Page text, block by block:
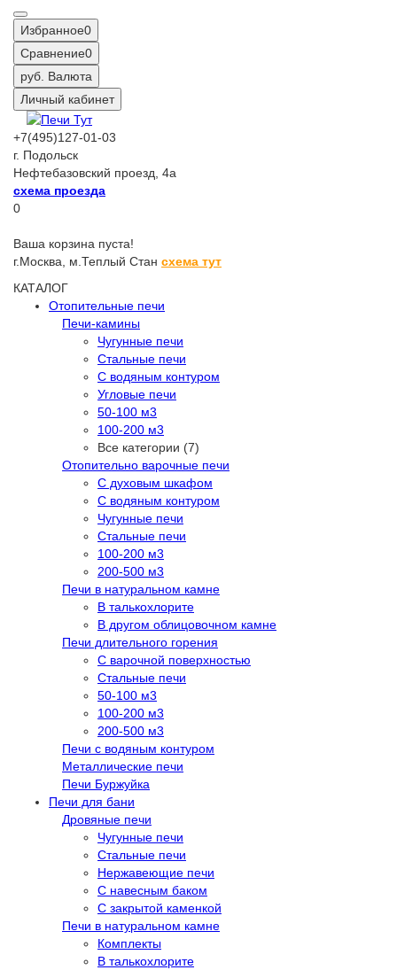
Избранное0
Сравнение0
руб. Валюта
Личный кабинет
+7(495)127-01-03
г. Подольск
Нефтебазовский проезд, 4а
схема проезда
0
Ваша корзина пуста!
г.Москва, м.Теплый Стан схема тут
КАТАЛОГ
Отопительные печи
Печи-камины
Чугунные печи
Стальные печи
С водяным контуром
Угловые печи
50-100 м3
100-200 м3
Все категории (7)
Отопительно варочные печи
С духовым шкафом
С водяным контуром
Чугунные печи
Стальные печи
100-200 м3
200-500 м3
Печи в натуральном камне
В талькохлорите
В другом облицовочном камне
Печи длительного горения
С варочной поверхностью
Стальные печи
50-100 м3
100-200 м3
200-500 м3
Печи с водяным контуром
Металлические печи
Печи Буржуйка
Печи для бани
Дровяные печи
Чугунные печи
Стальные печи
Нержавеющие печи
С навесным баком
С закрытой каменкой
Печи в натуральном камне
Комплекты
В талькохлорите